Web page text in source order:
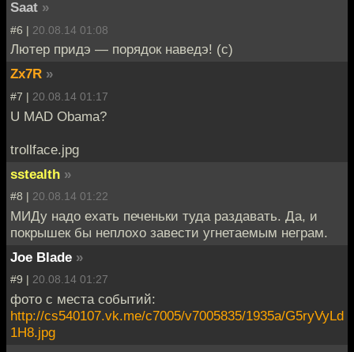
Saat »
#6 | 20.08.14 01:08
Лютер придэ — порядок наведэ! (с)
Zx7R »
#7 | 20.08.14 01:17
U MAD Obama?
trollface.jpg
sstealth »
#8 | 20.08.14 01:22
МИДу надо ехать печеньки туда раздавать. Да, и
покрышек бы неплохо завести угнетаемым неграм.
Joe Blade »
#9 | 20.08.14 01:27
фото с места событий:
http://cs540107.vk.me/c7005/v7005835/1935a/G5ryVyLd
1H8.jpg